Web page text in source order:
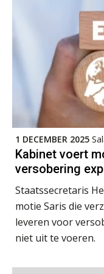
1 DECEMBER 2025
Kabinet voert
versobering
Staatssecretaris
motie Saris die
leveren voor
niet uit te voeren.
06
OKT
06
OKT
07
OKT
07
OKT